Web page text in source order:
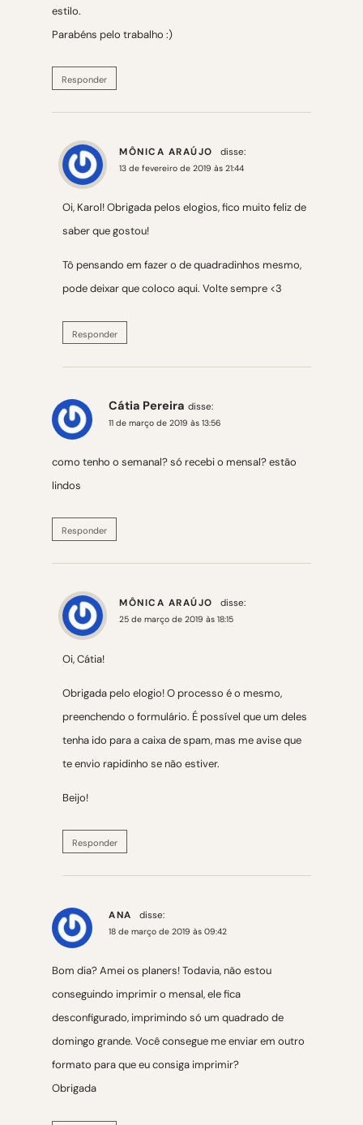
estilo.
Parabéns pelo trabalho :)
Responder
MÔNICA ARAÚJO disse:
13 de fevereiro de 2019 às 21:44
Oi, Karol! Obrigada pelos elogios, fico muito feliz de
saber que gostou!
Tô pensando em fazer o de quadradinhos mesmo,
pode deixar que coloco aqui. Volte sempre <3
Responder
Cátia Pereira disse:
11 de março de 2019 às 13:56
como tenho o semanal? só recebi o mensal? estão
lindos
Responder
MÔNICA ARAÚJO disse:
25 de março de 2019 às 18:15
Oi, Cátia!
Obrigada pelo elogio! O processo é o mesmo,
preenchendo o formulário. É possível que um deles
tenha ido para a caixa de spam, mas me avise que
te envio rapidinho se não estiver.
Beijo!
Responder
ANA disse:
18 de março de 2019 às 09:42
Bom dia? Amei os planers! Todavia, não estou
conseguindo imprimir o mensal, ele fica
desconfigurado, imprimindo só um quadrado de
domingo grande. Você consegue me enviar em outro
formato para que eu consiga imprimir?
Obrigada